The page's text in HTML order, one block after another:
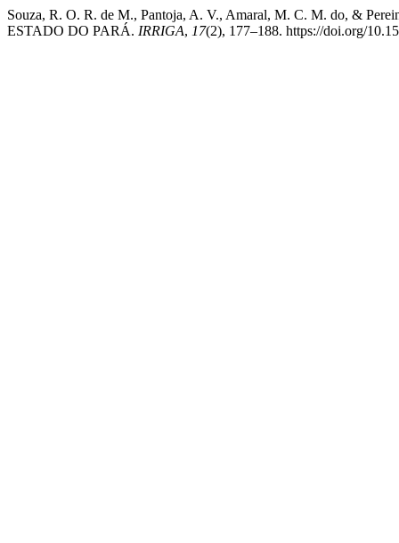
Souza, R. O. R. de M., Pantoja, A. V., Amaral, M. C. M. do, &
ESTADO DO PARÁ. IRRIGA, 17(2), 177–188. https://doi.org/